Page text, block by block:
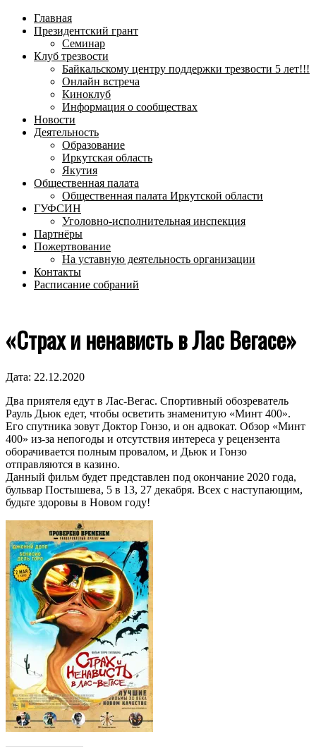
меню
Главная
Президентский грант
Семинар
Клуб трезвости
Байкальскому центру поддержки трезвости 5 лет!!!
Онлайн встреча
Киноклуб
Информация о сообществах
Новости
Деятельность
Образование
Иркутская область
Якутия
Общественная палата
Общественная палата Иркутской области
ГУФСИН
Уголовно-исполнительная инспекция
Партнёры
Пожертвование
На уставную деятельность организации
Контакты
Расписание собраний
«Страх и ненависть в Лас Вегасе»
Дата: 22.12.2020
Два приятеля едут в Лас-Вегас. Спортивный обозреватель
Рауль Дьюк едет, чтобы осветить знаменитую «Минт 400».
Его спутника зовут Доктор Гонзо, и он адвокат. Обзор «Минт
400» из-за непогоды и отсутствия интереса у рецензента
оборачивается полным провалом, и Дьюк и Гонзо
отправляются в казино.
Данный фильм будет представлен под окончание 2020 года,
бульвар Постышева, 5 в 13, 27 декабря. Всех с наступающим,
будьте здоровы в Новом году!